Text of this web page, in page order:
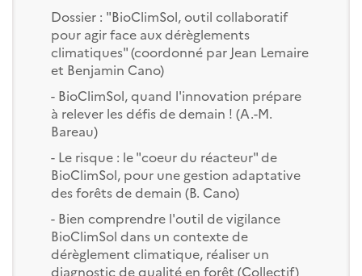
Dossier : "BioClimSol, outil collaboratif
pour agir face aux dérèglements
climatiques" (coordonné par Jean Lemaire
et Benjamin Cano)
- BioClimSol, quand l'innovation prépare
à relever les défis de demain ! (A.-M.
Bareau)
- Le risque : le "coeur du réacteur" de
BioClimSol, pour une gestion adaptative
des forêts de demain (B. Cano)
- Bien comprendre l'outil de vigilance
BioClimSol dans un contexte de
dérèglement climatique, réaliser un
diagnostic de qualité en forêt (Collectif)